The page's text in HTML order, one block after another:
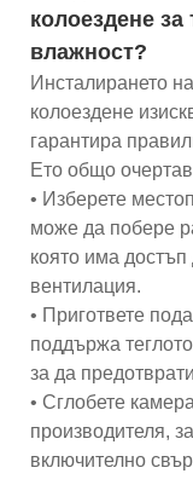
колоездене за
влажност?
Инсталирането
колоездене
гарантира
Ето общо
• Изберете
може да побере
която има достъп
вентилация.
• Пригответе
поддържа
за да
• Сглобете
производителя,
включително